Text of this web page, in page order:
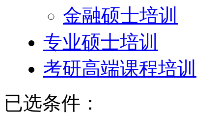
金融硕士培训
专业硕士培训
考研高端课程培训
已选条件：